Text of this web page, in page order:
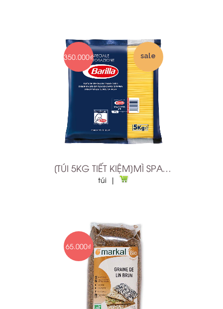
350.000₫ sale
[TÚI 5KG TIẾT KIỆM]MÌ SPAGHETTI BARILLA SỐ 5
túi |
65.000₫